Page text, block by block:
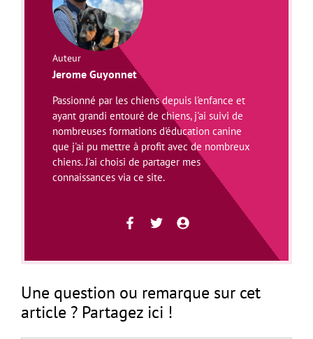
Auteur
Jerome Guyonnet
Passionné par les chiens depuis l'enfance et
ayant grandi entouré de chiens, j'ai suivi de
nombreuses formations d'éducation canine
que j'ai pu mettre à profit avec de nombreux
chiens. J'ai choisi de partager mes
connaissances via ce site.
Une question ou remarque sur cet
article ? Partagez ici !